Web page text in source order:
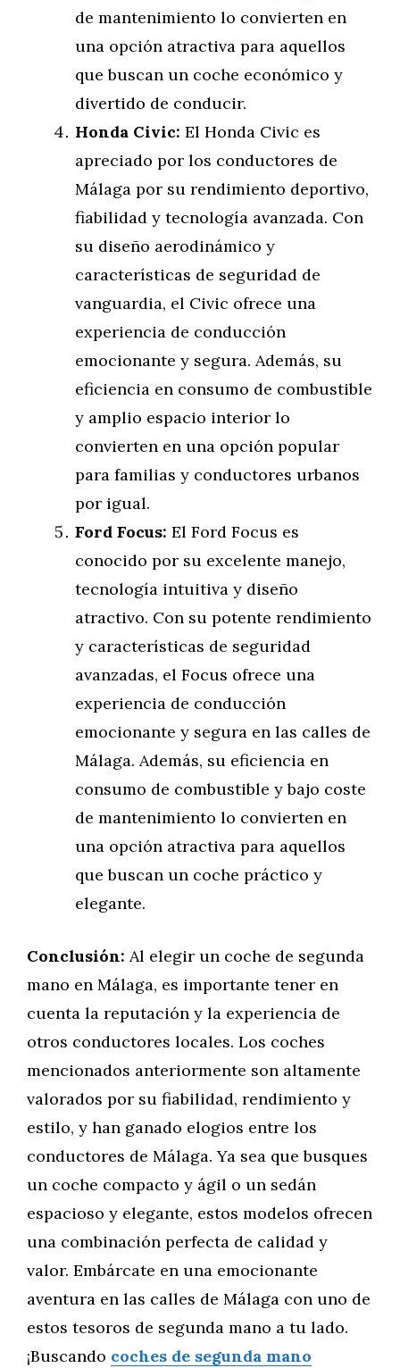
de mantenimiento lo convierten en
una opción atractiva para aquellos
que buscan un coche económico y
divertido de conducir.
Honda Civic: El Honda Civic es
apreciado por los conductores de
Málaga por su rendimiento deportivo,
fiabilidad y tecnología avanzada. Con
su diseño aerodinámico y
características de seguridad de
vanguardia, el Civic ofrece una
experiencia de conducción
emocionante y segura. Además, su
eficiencia en consumo de combustible
y amplio espacio interior lo
convierten en una opción popular
para familias y conductores urbanos
por igual.
Ford Focus: El Ford Focus es
conocido por su excelente manejo,
tecnología intuitiva y diseño
atractivo. Con su potente rendimiento
y características de seguridad
avanzadas, el Focus ofrece una
experiencia de conducción
emocionante y segura en las calles de
Málaga. Además, su eficiencia en
consumo de combustible y bajo coste
de mantenimiento lo convierten en
una opción atractiva para aquellos
que buscan un coche práctico y
elegante.
Conclusión: Al elegir un coche de segunda
mano en Málaga, es importante tener en
cuenta la reputación y la experiencia de
otros conductores locales. Los coches
mencionados anteriormente son altamente
valorados por su fiabilidad, rendimiento y
estilo, y han ganado elogios entre los
conductores de Málaga. Ya sea que busques
un coche compacto y ágil o un sedán
espacioso y elegante, estos modelos ofrecen
una combinación perfecta de calidad y
valor. Embárcate en una emocionante
aventura en las calles de Málaga con uno de
estos tesoros de segunda mano a tu lado.
¡Buscando coches de segunda mano